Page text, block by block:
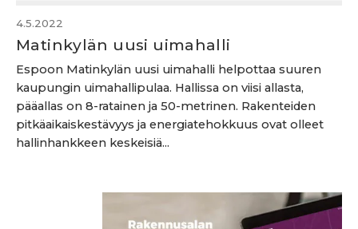
4.5.2022
Matinkylän uusi uimahalli
Espoon Matinkylän uusi uimahalli helpottaa suuren
kaupungin uimahallipulaa. Hallissa on viisi allasta,
pääallas on 8-ratainen ja 50-metrinen. Rakenteiden
pitkäaikaiskestävyys ja energiatehokkuus ovat olleet
hallinhankkeen keskeisiä...